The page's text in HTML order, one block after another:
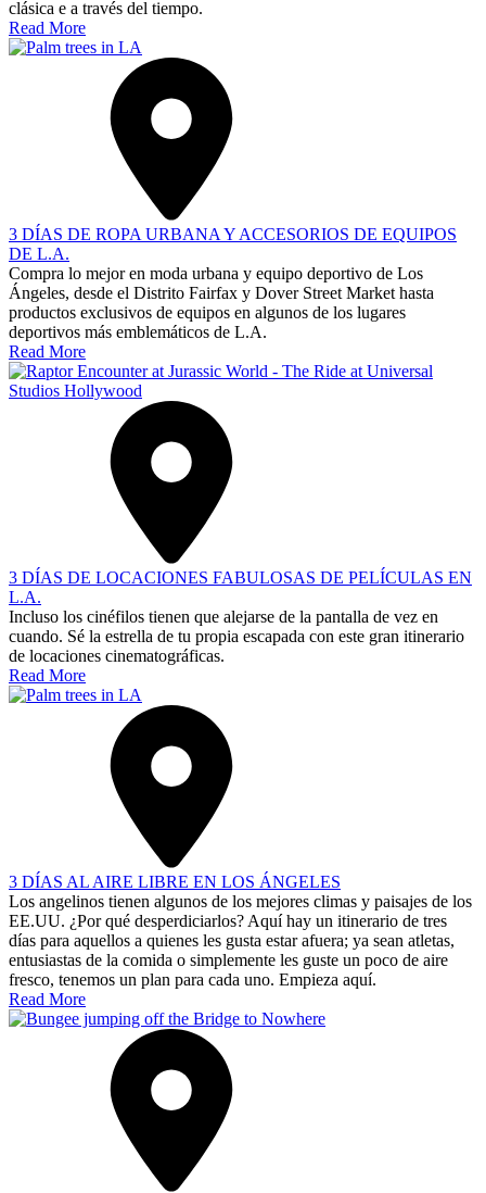
clásica e a través del tiempo.
Read More
3 DÍAS DE ROPA URBANA Y ACCESORIOS DE EQUIPOS
DE L.A.
Compra lo mejor en moda urbana y equipo deportivo de Los
Ángeles, desde el Distrito Fairfax y Dover Street Market hasta
productos exclusivos de equipos en algunos de los lugares
deportivos más emblemáticos de L.A.
Read More
3 DÍAS DE LOCACIONES FABULOSAS DE PELÍCULAS EN
L.A.
Incluso los cinéfilos tienen que alejarse de la pantalla de vez en
cuando. Sé la estrella de tu propia escapada con este gran itinerario
de locaciones cinematográficas.
Read More
3 DÍAS AL AIRE LIBRE EN LOS ÁNGELES
Los angelinos tienen algunos de los mejores climas y paisajes de los
EE.UU. ¿Por qué desperdiciarlos? Aquí hay un itinerario de tres
días para aquellos a quienes les gusta estar afuera; ya sean atletas,
entusiastas de la comida o simplemente les guste un poco de aire
fresco, tenemos un plan para cada uno. Empieza aquí.
Read More